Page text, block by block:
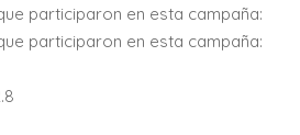
participaron en esta campaña:
participaron en esta campaña: